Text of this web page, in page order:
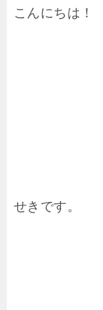
こんにちは！
せきです。